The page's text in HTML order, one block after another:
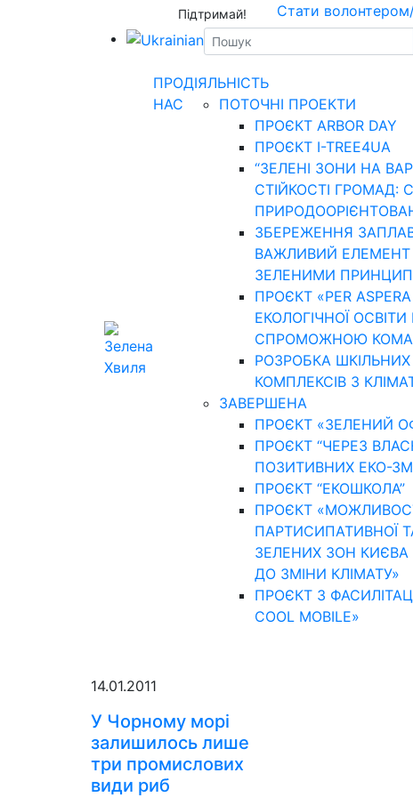
Підтримай! Стати
ПРО
НАС
ДІЯЛЬНІСТЬ
ПОТОЧНІ ПРОЕКТИ
ПРОЄКТ ARBOR DAY
ПРОЄКТ I-TREE4UA
“ЗЕЛЕНІ ЗОНИ НА
СТІЙКОСТІ ГРОМАД:
ЗБЕРЕЖЕННЯ
ВАЖЛИВИЙ ЕЛЕМЕНТ
ЗЕЛЕНИМИ
ПРОЄКТ «PER
ЕКОЛОГІЧНОЇ ОСВІТИ
СПРОМОЖНОЮ
РОЗРОБКА
КОМПЛЕКСІВ З
ЗАВЕРШЕНА
ПРОЄКТ «ЗЕЛЕНИЙ
ПРОЄКТ “ЧЕРЕЗ
ПОЗИТИВНИХ ЕКО-
ПРОЄКТ “ЕКОШКОЛА”
ПРОЄКТ
ПАРТИСИПАТИВНОЇ
ЗЕЛЕНИХ ЗОН КИЄВА
ДО ЗМІНИ КЛІМАТУ»
ПРОЄКТ З
COOL MOBILE»
14.01.2011
У Чорному морі
залишилось лише
три промислових
види риб